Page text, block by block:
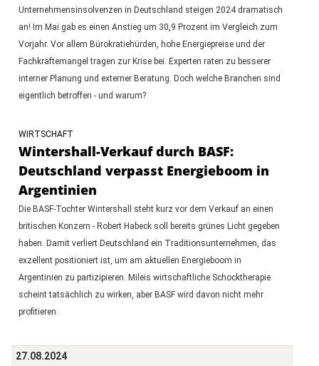
Unternehmensinsolvenzen in Deutschland steigen 2024 dramatisch
an! Im Mai gab es einen Anstieg um 30,9 Prozent im Vergleich zum
Vorjahr. Vor allem Bürokratiehürden, hohe Energiepreise und der
Fachkräftemangel tragen zur Krise bei. Experten raten zu besserer
interner Planung und externer Beratung. Doch welche Branchen sind
eigentlich betroffen - und warum?
WIRTSCHAFT
Wintershall-Verkauf durch BASF:
Deutschland verpasst Energieboom in
Argentinien
Die BASF-Tochter Wintershall steht kurz vor dem Verkauf an einen
britischen Konzern - Robert Habeck soll bereits grünes Licht gegeben
haben. Damit verliert Deutschland ein Traditionsunternehmen, das
exzellent positioniert ist, um am aktuellen Energieboom in
Argentinien zu partizipieren. Mileis wirtschaftliche Schocktherapie
scheint tatsächlich zu wirken, aber BASF wird davon nicht mehr
profitieren.
27.08.2024